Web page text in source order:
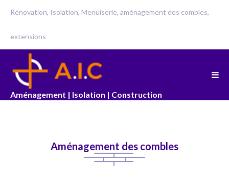
Rénovation, Isolation, Menuiserie, aménagement des combles,
extensions
Aménagement | Isolation | Construction
Aménagement des combles